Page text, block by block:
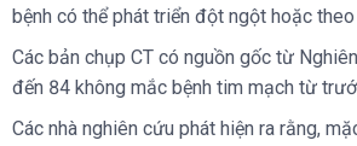
bệnh có thể phát triển đột ngột hoặc
Các bản chụp CT có nguồn gốc từ
đến 84 không mắc bệnh tim mạch từ
Các nhà nghiên cứu phát hiện ra rằng,